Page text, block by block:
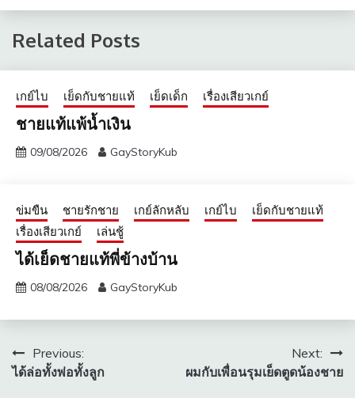
Related Posts
เกย์ไบ เย็ดกับชายแท้ เย็ดเด็ก เรื่องเสียวเกย์
ชายแท้แพ้น้ำเงิน
09/08/2026 GayStoryKub
ข่มขืน ชายรักชาย เกย์ลักหลับ เกย์ไบ
เย็ดกับชายแท้
เรื่องเสียวเกย์
เล่นชู้
ได้เย็ดชายแท้พี่ข้างบ้าน
08/08/2026 GayStoryKub
แนะแนว
เรื่อง
Previous:
ได้ล่อทั้งพ่อทั้งลูก
Next:
ผมกับเพื่อนรุมเย็ดตูดน้องชาย